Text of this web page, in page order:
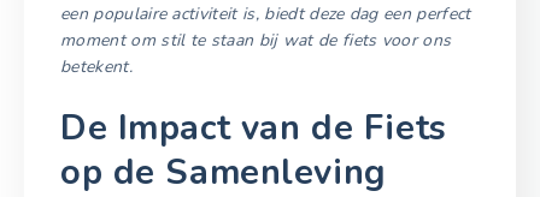
een populaire activiteit is, biedt deze dag een perfect
moment om stil te staan bij wat de fiets voor ons
betekent.
De Impact van de Fiets
op de Samenleving